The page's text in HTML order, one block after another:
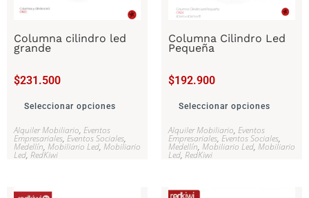
Columna cilindro led
grande
$231.500
Seleccionar opciones
Alquiler Mobiliario, Eventos
Empresariales, Eventos Sociales,
Medellín, Mobiliario Led, Mobiliario
Led, RedKiwi
Columna Cilindro Led
Pequeña
$192.900
Seleccionar opciones
Alquiler Mobiliario, Eventos
Empresariales, Eventos Sociales,
Medellín, Mobiliario Led, Mobiliario
Led, RedKiwi